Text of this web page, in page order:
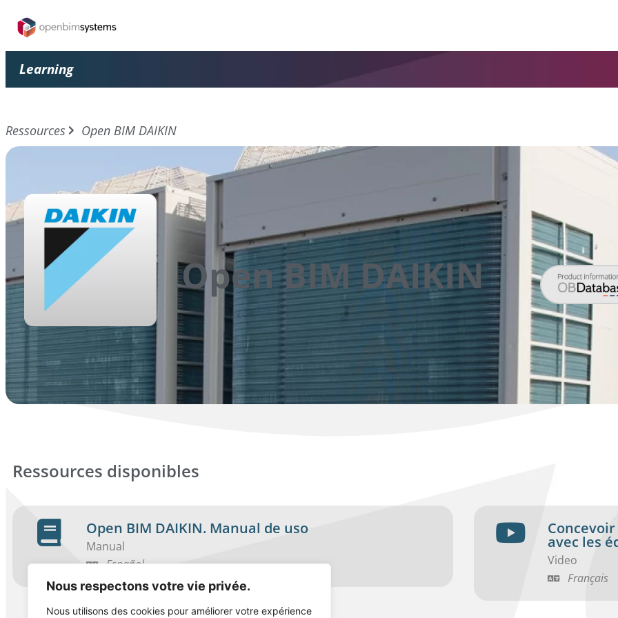
Nous respectons votre vie privée.
Nous utilisons des cookies pour améliorer votre expérience
Learning
Ressources Open BIM DAIKIN
Open BIM DAIKIN
Ressources disponibles
Open BIM DAIKIN. Manual de uso
Manual
Español
avec les
Video
Français